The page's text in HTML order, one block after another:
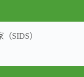
SIDS）